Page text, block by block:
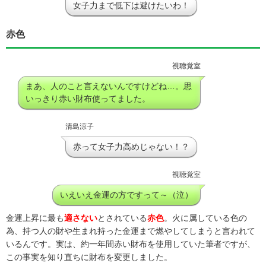
女子力まで低下は避けたいわ！
赤色
視聴覚室
まあ、人のこと言えないんですけどね…。思
いっきり赤い財布使ってました。
清島涼子
赤って女子力高めじゃない！？
視聴覚室
いえいえ金運の方ですって～（泣）
金運上昇に最も適さないとされている赤色。火に属している色の
為、持つ人の財や生まれ持った金運まで燃やしてしまうと言われて
いるんです。実は、約一年間赤い財布を使用していた筆者ですが、
この事実を知り直ちに財布を変更しました。